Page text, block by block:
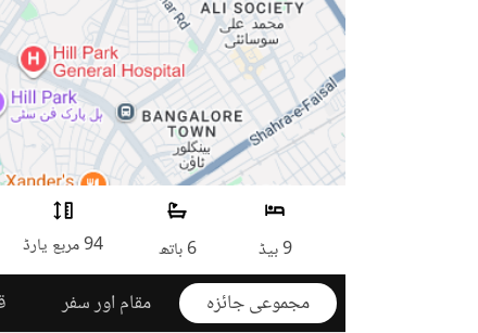
9 بیڈ 6 باتھ 94 مربع یارڈ
مجموعی جائزہ مقام اور سفر